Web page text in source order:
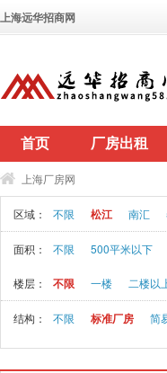
上海远华招商网
首页 厂房出租
上海厂房网
区域： 不限 松江 南汇
面积： 不限 500平米以下
楼层： 不限 一楼 二楼以
结构： 不限 标准厂房 简